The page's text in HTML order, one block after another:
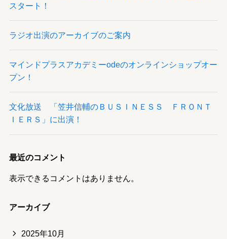
スタート！
ラジオ出演のアーカイブのご案内
マインドプラスアカデミーodeのオンラインショップオー
プン！
文化放送 「笠井信輔のＢＵＳＩＮＥＳＳ ＦＲＯＮＴ
ＩＥＲＳ」に出演！
最近のコメント
表示できるコメントはありません。
アーカイブ
2025年10月